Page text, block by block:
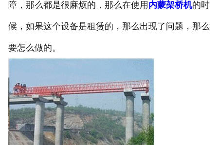
成功案例
联系我们
障，那么都是很麻烦的，那么在使用 内蒙架桥机的时
候，如果这个设备是租赁的，那么出现了问题，那么
要怎么做的。